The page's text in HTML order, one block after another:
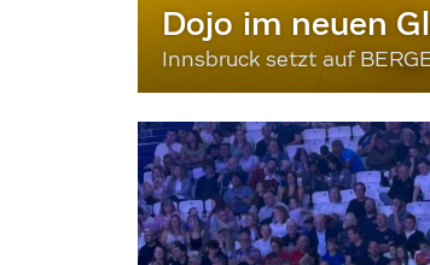
Dojo im neuen
Innsbruck setzt auf